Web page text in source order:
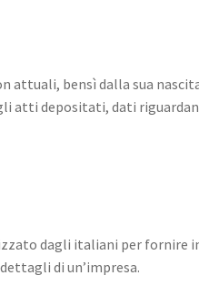
bensì dalla sua
atti depositati, dati
dagli italiani per
di un’impresa.